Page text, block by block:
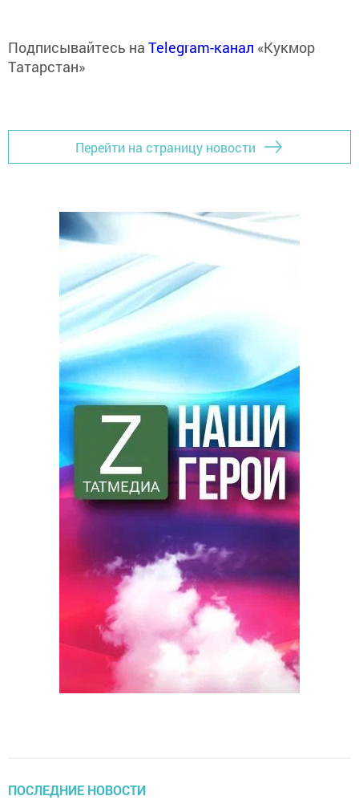
Подписывайтесь на Telegram-канал «Кукмор
Татарстан»
Перейти на страницу новости
ПОСЛЕДНИЕ НОВОСТИ